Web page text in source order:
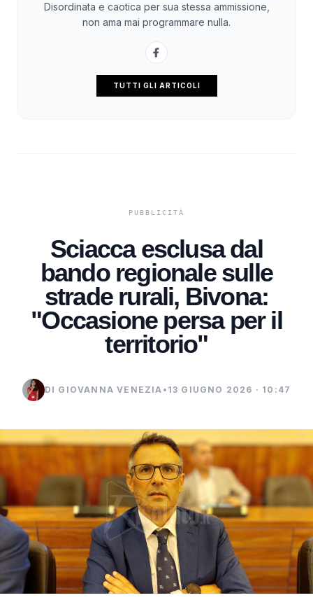
Disordinata e caotica per sua stessa ammissione,
non ama mai programmare nulla.
TUTTI GLI ARTICOLI
Sciacca esclusa dal
bando regionale sulle
strade rurali, Bivona:
"Occasione persa per il
territorio"
DI GIOVANNA VENEZIA • 13 GIUGNO 2026 · 10:47